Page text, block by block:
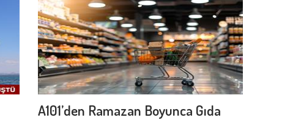
A101’den Ramazan Boyunca Gıda